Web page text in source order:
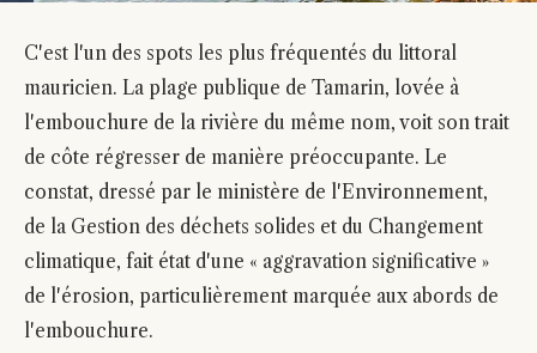
C'est l'un des spots les plus fréquentés du littoral
mauricien. La plage publique de Tamarin, lovée à
l'embouchure de la rivière du même nom, voit son trait
de côte régresser de manière préoccupante. Le
constat, dressé par le ministère de l'Environnement,
de la Gestion des déchets solides et du Changement
climatique, fait état d'une « aggravation significative »
de l'érosion, particulièrement marquée aux abords de
l'embouchure.